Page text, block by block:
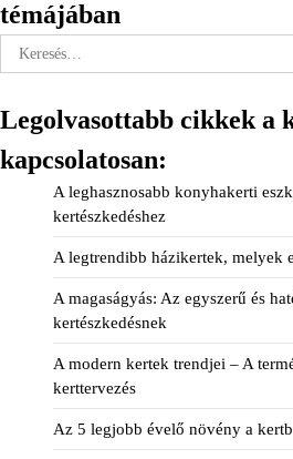
témájában
Keresés:
Legolvasottabb cikkek a
kapcsolatosan:
A leghasznosabb konyhakerti
kertészkedéshez
A legtrendibb házikertek, melyek
A magaságyás: Az egyszerű és
kertészkedésnek
A modern kertek trendjei – A
kerttervezés
Az 5 legjobb évelő növény a